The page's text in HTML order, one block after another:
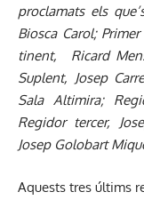
proclamats els
Biosca Carol;
tinent, Ricard
Suplent, Josep
Sala Altimira;
Regidor tercer,
Josep Golobart
Aquests tres últims